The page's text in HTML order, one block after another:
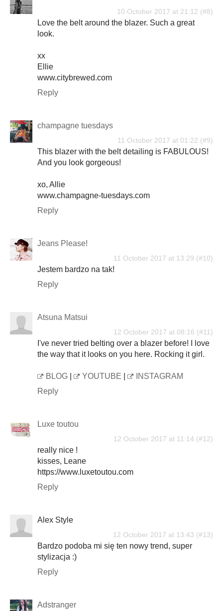
10 October 2017 at 21:12
Love the belt around the blazer. Such a great
look.
xx
Ellie
www.citybrewed.com
Reply
champagne tuesdays
11 October 2017 at 01:22
This blazer with the belt detailing is FABULOUS!
And you look gorgeous!
xo, Allie
www.champagne-tuesdays.com
Reply
Jeans Please!
11 October 2017 at 13:29
Jestem bardzo na tak!
Reply
Atsuna Matsui
12 October 2017 at 08:16
I've never tried belting over a blazer before! I love
the way that it looks on you here. Rocking it girl.
BLOG YOUTUBE
INSTAGRAM
Reply
Luxe toutou
12 October 2017 at 11:14
really nice !
kisses, Leane
https://www.luxetoutou.com
Reply
Alex Style
12 October 2017 at 13:43
Bardzo podoba mi się ten nowy trend, super
stylizacja :)
Reply
Adstranger